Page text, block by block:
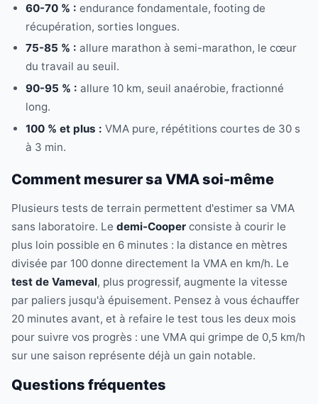
60-70 % : endurance fondamentale, footing de
récupération, sorties longues.
75-85 % : allure marathon à semi-marathon, le cœur
du travail au seuil.
90-95 % : allure 10 km, seuil anaérobie, fractionné
long.
100 % et plus : VMA pure, répétitions courtes de 30 s
à 3 min.
Comment mesurer sa VMA soi-même
Plusieurs tests de terrain permettent d'estimer sa VMA
sans laboratoire. Le demi-Cooper consiste à courir le
plus loin possible en 6 minutes : la distance en mètres
divisée par 100 donne directement la VMA en km/h. Le
test de Vameval, plus progressif, augmente la vitesse
par paliers jusqu'à épuisement. Pensez à vous échauffer
20 minutes avant, et à refaire le test tous les deux mois
pour suivre vos progrès : une VMA qui grimpe de 0,5 km/h
sur une saison représente déjà un gain notable.
Questions fréquentes